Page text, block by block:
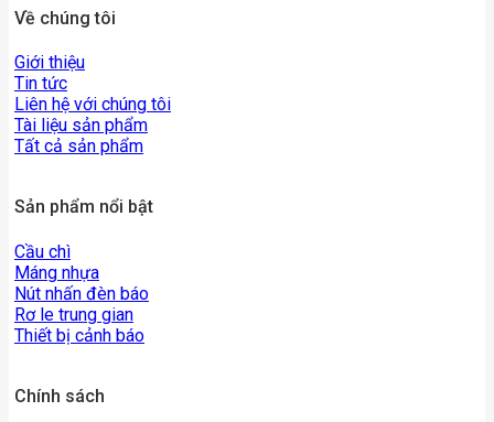
Về chúng tôi
Giới thiệu
Tin tức
Liên hệ với chúng tôi
Tài liệu sản phẩm
Tất cả sản phẩm
Sản phẩm nổi bật
Cầu chì
Máng nhựa
Nút nhấn đèn báo
Rơ le trung gian
Thiết bị cảnh báo
Chính sách